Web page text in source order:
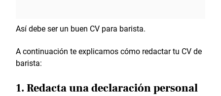
Así debe ser un buen CV para barista.
A continuación te explicamos cómo redactar tu CV de
barista:
1. Redacta una declaración personal